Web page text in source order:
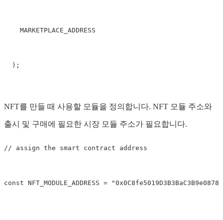
    MARKETPLACE_ADDRESS
  );
NFT를 만들 때 사용할 모듈을 정의합니다. NFT 모듈 주소와
출시 및 구매에 필요한 시장 모듈 주소가 필요합니다.
// assign the smart contract address
const NFT_MODULE_ADDRESS =